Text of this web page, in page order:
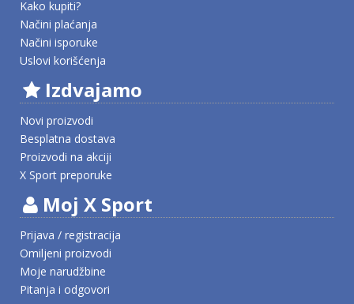
Kako kupiti?
Načini plaćanja
Načini isporuke
Uslovi korišćenja
Izdvajamo
Novi proizvodi
Besplatna dostava
Proizvodi na akciji
X Sport preporuke
Moj X Sport
Prijava / registracija
Omiljeni proizvodi
Moje narudžbine
Pitanja i odgovori